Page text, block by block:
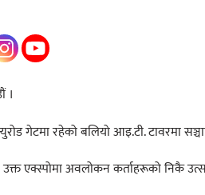
।
गेटमा रहेको बलियो आइ.टी. टावरमा
एक्स्पोमा अवलोकन कर्ताहरूको निकै